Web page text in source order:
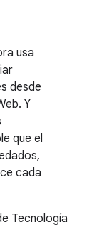
usa
desde
Y
que el
cada
Tecnología